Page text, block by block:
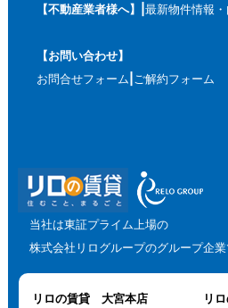
【不動産業者様へ】
最新物件情報
【お問い合わせ】
お問合せフォーム ご解約フォーム
当社は東証プライム上場の
株式会社リログループのグループ企業
リロの賃貸 大宮本店 リ